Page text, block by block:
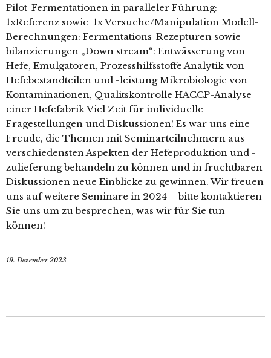
Pilot-Fermentationen in paralleler Führung:
1xReferenz sowie 1x Versuche/Manipulation Modell-
Berechnungen: Fermentations-Rezepturen sowie -
bilanzierungen „Down stream“: Entwässerung von
Hefe, Emulgatoren, Prozesshilfsstoffe Analytik von
Hefebestandteilen und -leistung Mikrobiologie von
Kontaminationen, Qualitskontrolle HACCP-Analyse
einer Hefefabrik Viel Zeit für individuelle
Fragestellungen und Diskussionen! Es war uns eine
Freude, die Themen mit Seminarteilnehmern aus
verschiedensten Aspekten der Hefeproduktion und -
zulieferung behandeln zu können und in fruchtbaren
Diskussionen neue Einblicke zu gewinnen. Wir freuen
uns auf weitere Seminare in 2024 – bitte kontaktieren
Sie uns um zu besprechen, was wir für Sie tun
können!
19. Dezember 2023